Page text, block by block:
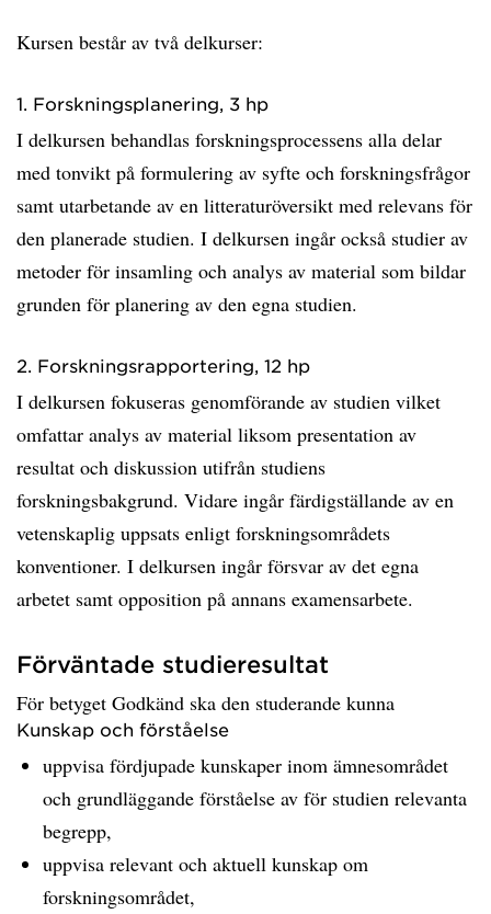
Kursen består av två delkurser:
1. Forskningsplanering, 3 hp
I delkursen behandlas forskningsprocessens alla delar
med tonvikt på formulering av syfte och forskningsfrågor
samt utarbetande av en litteraturöversikt med relevans för
den planerade studien. I delkursen ingår också studier av
metoder för insamling och analys av material som bildar
grunden för planering av den egna studien.
2. Forskningsrapportering, 12 hp
I delkursen fokuseras genomförande av studien vilket
omfattar analys av material liksom presentation av
resultat och diskussion utifrån studiens
forskningsbakgrund. Vidare ingår färdigställande av en
vetenskaplig uppsats enligt forskningsområdets
konventioner. I delkursen ingår försvar av det egna
arbetet samt opposition på annans examensarbete.
Förväntade studieresultat
För betyget Godkänd ska den studerande kunna
Kunskap och förståelse
uppvisa fördjupade kunskaper inom ämnesområdet
och grundläggande förståelse av för studien relevanta
begrepp,
uppvisa relevant och aktuell kunskap om
forskningsområdet,